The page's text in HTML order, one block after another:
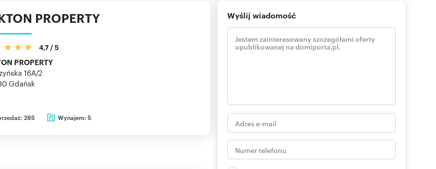
PROPERTY
4,7 /5
PROPERTY
16A/2
Gdańsk
285 Wynajem: 5
Wyślij wiadomość